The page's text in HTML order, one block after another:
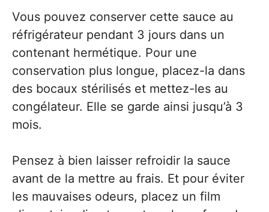
Vous pouvez conserver cette sauce au
réfrigérateur pendant 3 jours dans un
contenant hermétique. Pour une
conservation plus longue, placez-la dans
des bocaux stérilisés et mettez-les au
congélateur. Elle se garde ainsi jusqu’à 3
mois.
Pensez à bien laisser refroidir la sauce
avant de la mettre au frais. Et pour éviter
les mauvaises odeurs, placez un film